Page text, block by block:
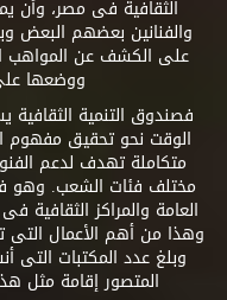
الثقافية فى مصر، وأن
والفنانين بعضهم البعض
على الكشف عن المواهب
ووضعها
فصندوق التنمية
الوقت نحو تحقيق مفهوم
متكاملة تهدف لدعم
مختلف فئات الشعب. وهو
العامة والمراكز الثقافية
وهذا من أهم الأعمال
وبلغ عدد المكتبات
المتصور إقامة مثل هذه